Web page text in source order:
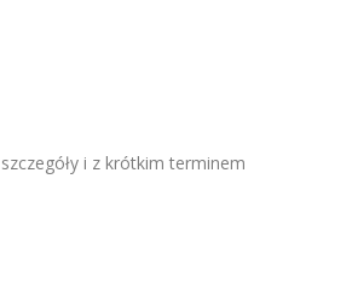
i z krótkim terminem